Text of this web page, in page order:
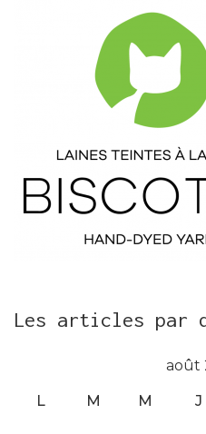
Les articles par
août
L M M J